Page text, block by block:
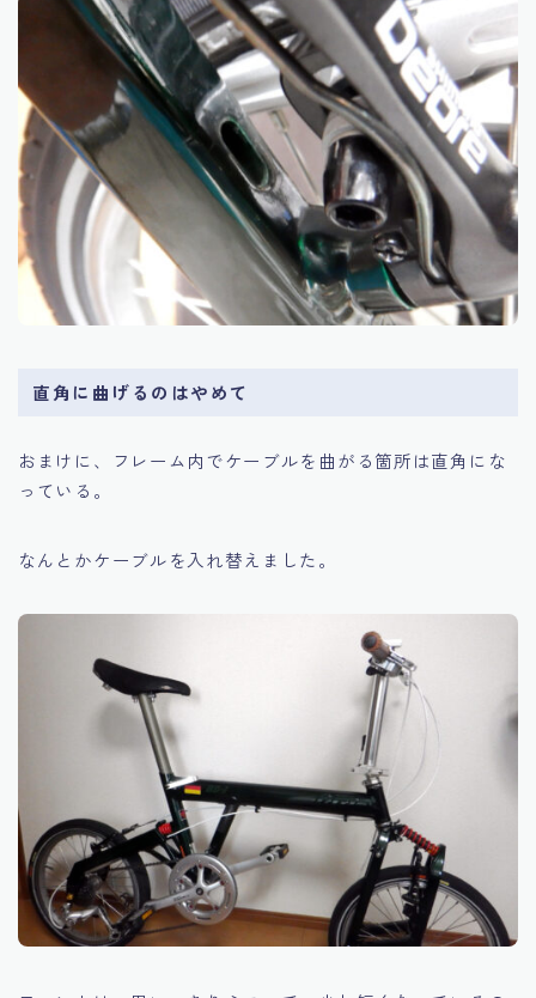
直角に曲げるのはやめて
おまけに、フレーム内でケーブルを曲がる箇所は直角にな
っている。
なんとかケーブルを入れ替えました。